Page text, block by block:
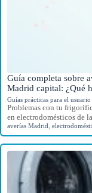
Guía completa sobre
Madrid capital: ¿Qué
Guías prácticas para el usuario
Problemas con tu
en electrodomésticos de
averías Madrid